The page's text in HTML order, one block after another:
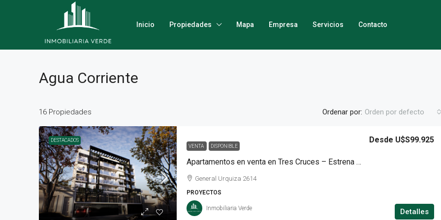
Inicio Propiedades Mapa Empresa Servicios Contacto
Agua Corriente
16 Propiedades Ordenar por: Orden por defecto
DESTACADOS
VENTA
DISPONIBLE
Apartamentos en venta en Tres Cruces – Estrena en 2026
Desde U$S99.925
General Urquiza 2614
PROYECTOS
Detalles
Inmobiliaria Verde